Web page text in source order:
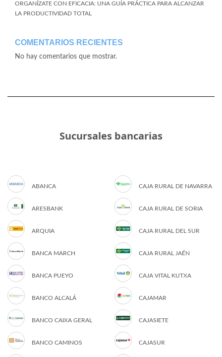
ORGANÍZATE CON EFICACIA: UNA GUÍA PRÁCTICA PARA ALCANZAR
LA PRODUCTIVIDAD TOTAL
COMENTARIOS RECIENTES
No hay comentarios que mostrar.
Sucursales bancarias
ABANCA
ARESBANK
ARQUIA
BANCA MARCH
BANCA PUEYO
BANCO ALCALÁ
BANCO CAIXA GERAL
BANCO CAMINOS
CAJA RURAL DE NAVARRA
CAJA RURAL DE SORIA
CAJA RURAL DEL SUR
CAJA RURAL JAÉN
CAJA VITAL KUTXA
CAJAMAR
CAJASIETE
CAJASUR